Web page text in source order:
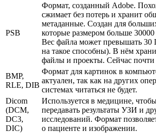
PSB
Формат, созданный Adobe.
сжимает без потерь и хранит
метаданные. Создан для
которые размером больше
Вес файла может превышать 30
на такое способны). В нём
файлы и проекты. Сейчас почти
BMP,
RLE, DIB
Формат для картинок в
актуален, так как на других
системах читаться не будет.
Dicom
(DCM,
DC3,
DIC)
Используется в медицине,
передавать результаты УЗИ и
исследований. Формат
о пациенте и изображении.